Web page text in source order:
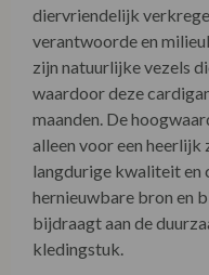
diervriendelijk
verantwoorde en
zijn natuurlijke vezels
waardoor deze
maanden. De
alleen voor een
langdurige kwaliteit en
hernieuwbare bron en
bijdraagt aan de
kledingstuk.